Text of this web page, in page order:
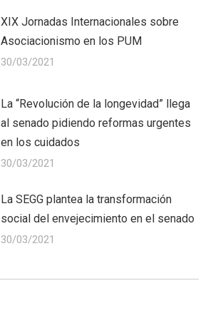
XIX Jornadas Internacionales sobre
Asociacionismo en los PUM
30/03/2021
La “Revolución de la longevidad” llega
al senado pidiendo reformas urgentes
en los cuidados
30/03/2021
La SEGG plantea la transformación
social del envejecimiento en el senado
30/03/2021